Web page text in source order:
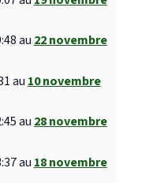
au 22 novembre
au 10 novembre
au 28 novembre
au 18 novembre